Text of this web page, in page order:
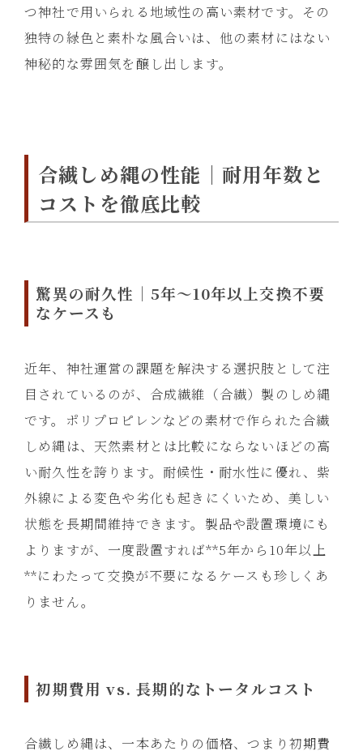
つ神社で用いられる地域性の高い素材です。その
独特の緑色と素朴な風合いは、他の素材にはない
神秘的な雰囲気を醸し出します。
合繊しめ縄の性能｜耐用年数と
コストを徹底比較
驚異の耐久性｜5年～10年以上交換不要
なケースも
近年、神社運営の課題を解決する選択肢として注
目されているのが、合成繊維（合繊）製のしめ縄
です。ポリプロピレンなどの素材で作られた合繊
しめ縄は、天然素材とは比較にならないほどの高
い耐久性を誇ります。耐候性・耐水性に優れ、紫
外線による変色や劣化も起きにくいため、美しい
状態を長期間維持できます。製品や設置環境にも
よりますが、一度設置すれば**5年から10年以上
**にわたって交換が不要になるケースも珍しくあ
りません。
初期費用 vs. 長期的なトータルコスト
合繊しめ縄は、一本あたりの価格、つまり初期費